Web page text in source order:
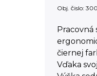
Obj. čislo:
Pracovná
čiernej
Vďaka